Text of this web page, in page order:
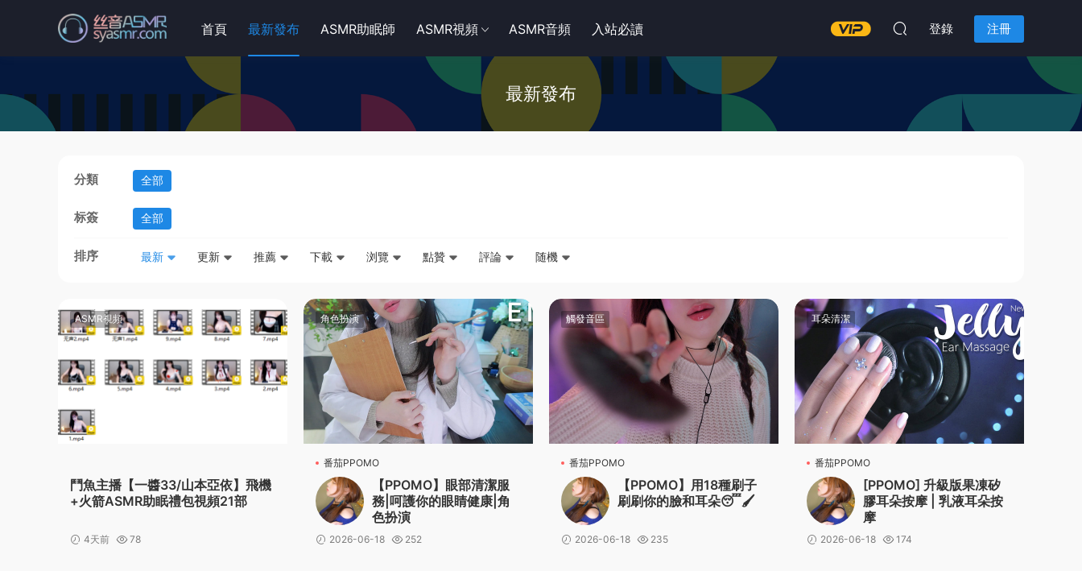
首頁 最新發布 ASMR助眠師 ASMR視頻 ASMR音頻 入站必讀 登錄 注冊
最新發布
分類 全部
标簽 全部
排序 最新 更新 推薦 下載 浏覽 點贊 評論 随機
ASMR視頻
鬥魚主播【一醬33/山本亞依】飛機
+火箭ASMR助眠禮包視頻21部
4天前 78
角色扮演
番茄PPOMO
【PPOMO】眼部清潔服
務|呵護你的眼睛健康|角
色扮演
2026-06-18 252
觸發音區
番茄PPOMO
【PPOMO】用18種刷子
刷刷你的臉和耳朵😴🖌️
2026-06-18 235
耳朵清潔
番茄PPOMO
[PPOMO] 升級版果凍矽
膠耳朵按摩 | 乳液耳朵按
摩
2026-06-18 174